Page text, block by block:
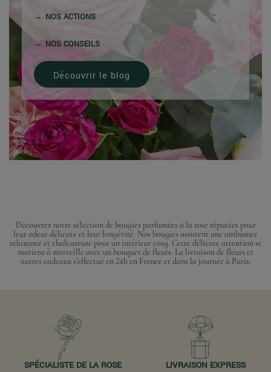
NOS ACTIONS
NOS CONSEILS
Découvrir le blog
Découvrez notre sélection de bougies parfumées à la rose réputées pour
leur odeur délicate et leur longévité. Nos bougies assurent une ambiance
relaxante et chaleureuse pour un intérieur cosy. Cette délicate attention se
mariera à merveille avec un bouquet de fleurs. La livraison de fleurs et
autres cadeaux s’effectue en 24h en France et dans la journée à Paris.
SPÉCIALISTE DE LA ROSE LIVRAISON EXPRESS